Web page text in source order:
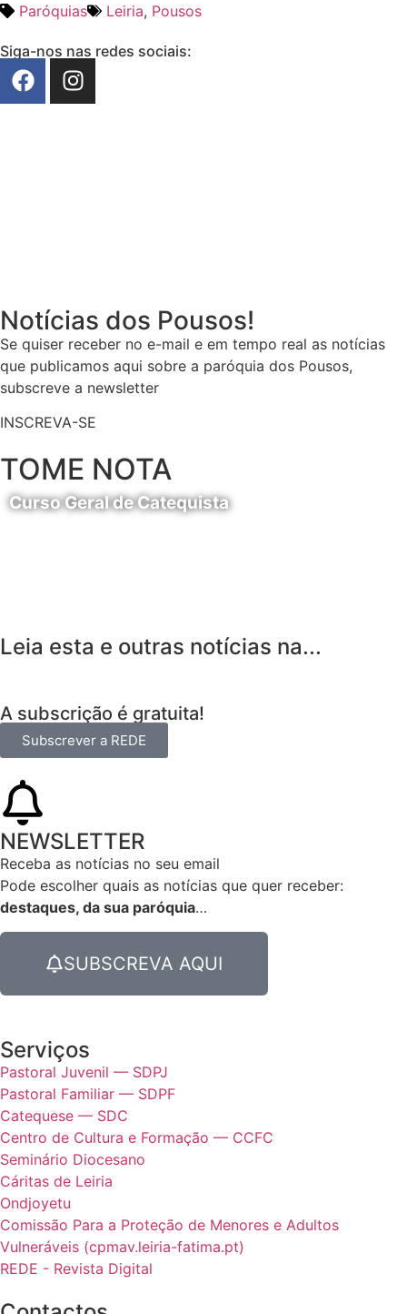
Paróquias
Leiria, Pousos
Siga-nos nas redes sociais:
Notícias dos Pousos!
Se quiser receber no e-mail e em tempo real as notícias
que publicamos aqui sobre a paróquia dos Pousos,
subscreve a newsletter
INSCREVA-SE
TOME NOTA
Curso Geral de Catequista
Leia esta e outras notícias na...
A subscrição é gratuita!
Subscrever a REDE
NEWSLETTER
Receba as notícias no seu email​
Pode escolher quais as notícias que quer receber:
destaques, da sua paróquia…
SUBSCREVA AQUI
Serviços
Pastoral Juvenil — SDPJ
Pastoral Familiar — SDPF
Catequese — SDC
Centro de Cultura e Formação — CCFC
Seminário Diocesano
Cáritas de Leiria
Ondjoyetu
Comissão Para a Proteção de Menores e Adultos
Vulneráveis (cpmav.leiria-fatima.pt)
REDE - Revista Digital